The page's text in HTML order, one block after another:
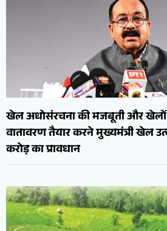
खेल अधोसंरचना की मजबूती और
वातावरण तैयार करने मुख्यमंत्री खेल
करोड़ का प्रावधान